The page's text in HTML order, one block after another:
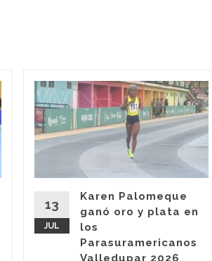
13
JUL
Karen Palomeque
ganó oro y plata en
los
Parasuramericanos
Valledupar 2026